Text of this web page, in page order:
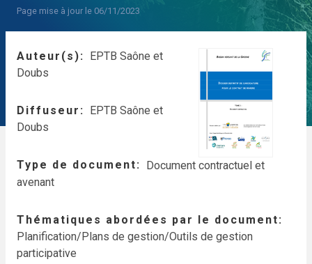
Page mise à jour le 06/11/2023
Auteur(s)
EPTB Saône et
Doubs
Diffuseur
EPTB Saône et
Doubs
Type de document
Document contractuel et
avenant
Thématiques abordées par le document
Planification/Plans de gestion/Outils de gestion
participative